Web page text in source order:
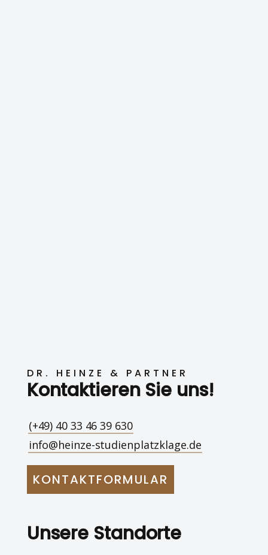
DR. HEINZE & PARTNER
Kontaktieren Sie uns!
(+49) 40 33 46 39 630
info@heinze-studienplatzklage.de
KONTAKTFORMULAR
Unsere Standorte